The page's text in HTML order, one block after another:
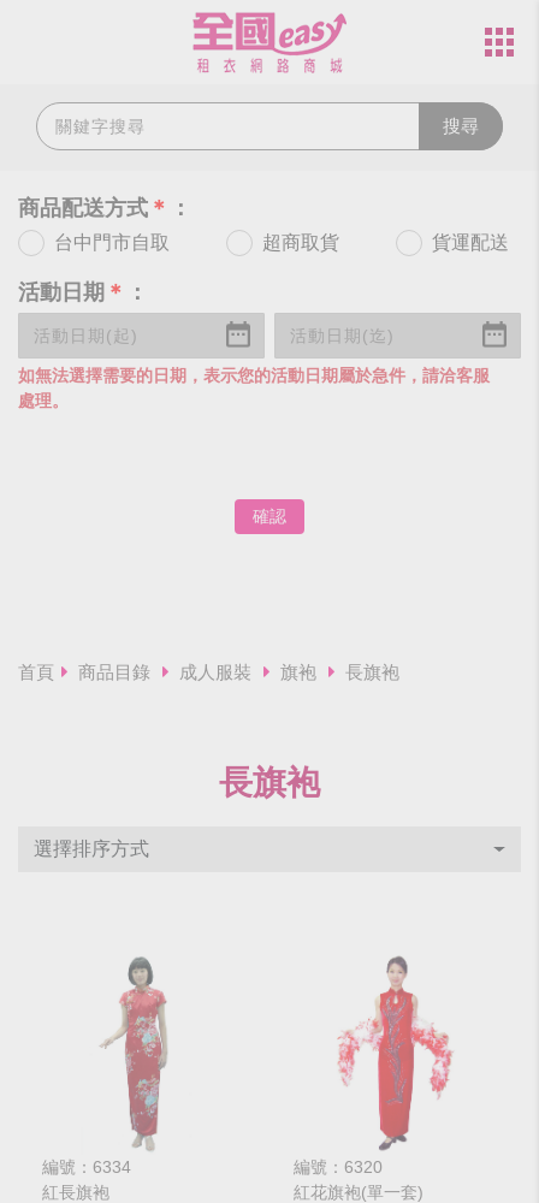
搜尋
商品配送方式 ＊ ：
台中門市自取 超商取貨 貨運配送
活動日期 ＊ ：
如無法選擇需要的日期，表示您的活動日期屬於急件，請洽客服
處理。
確認
首頁 商品目錄 成人服裝 旗袍 長旗袍
長旗袍
選擇排序方式
編號：6334
紅長旗袍
編號：6320
紅花旗袍(單一套)